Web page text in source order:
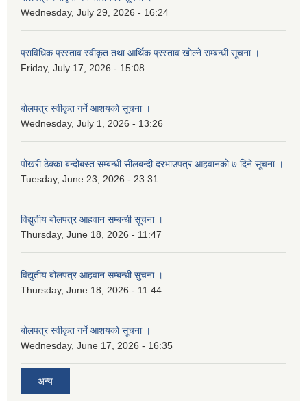
Wednesday, July 29, 2026 - 16:24
प्राविधिक प्रस्ताव स्वीकृत तथा आर्थिक प्रस्ताव खोल्ने सम्बन्धी सूचना ।
Friday, July 17, 2026 - 15:08
बोलपत्र स्वीकृत गर्ने आशयको सूचना ।
Wednesday, July 1, 2026 - 13:26
पोखरी ठेक्का बन्दोबस्त सम्बन्धी सीलबन्दी दरभाउपत्र आहवानको ७ दिने सूचना ।
Tuesday, June 23, 2026 - 23:31
विद्युतीय बोलपत्र आहवान सम्बन्धी सूचना ।
Thursday, June 18, 2026 - 11:47
विद्युतीय बोलपत्र आहवान सम्बन्धी सुचना ।
Thursday, June 18, 2026 - 11:44
बोलपत्र स्वीकृत गर्ने आशयको सूचना ।
Wednesday, June 17, 2026 - 16:35
अन्य